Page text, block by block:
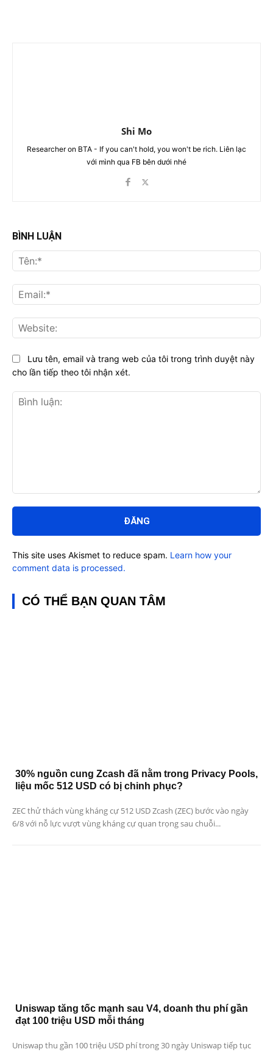
Shi Mo
Researcher on BTA - If you can't hold, you won't be rich. Liên lạc
với mình qua FB bên dưới nhé
BÌNH LUẬN
luận:
Lưu tên, email và trang web của tôi trong trình duyệt này
cho lần tiếp theo tôi nhận xét.
This site uses Akismet to reduce spam. Learn how your
comment data is processed.
CÓ THỂ BẠN QUAN TÂM
30% nguồn cung Zcash đã nằm trong Privacy Pools,
liệu mốc 512 USD có bị chinh phục?
ZEC thử thách vùng kháng cự 512 USD Zcash (ZEC) bước vào ngày
6/8 với nỗ lực vượt vùng kháng cự quan trọng sau chuỗi...
Uniswap tăng tốc mạnh sau V4, doanh thu phí gần
đạt 100 triệu USD mỗi tháng
Uniswap thu gần 100 triệu USD phí trong 30 ngày Uniswap tiếp tục